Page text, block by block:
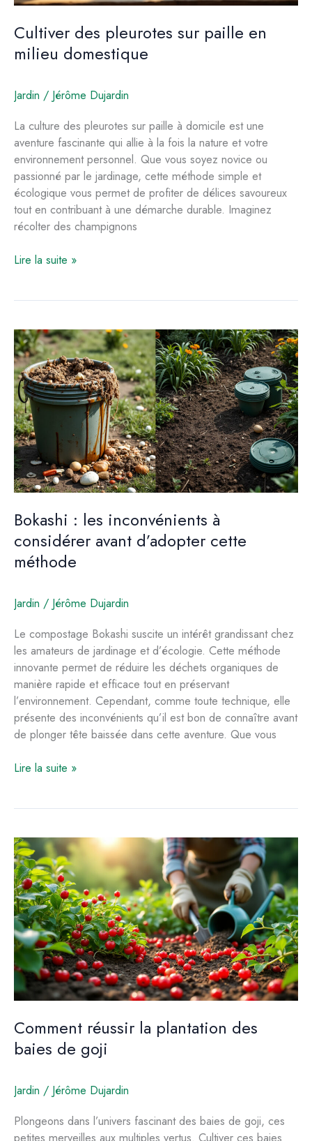
Cultiver des pleurotes sur paille en
milieu domestique
Jardin / Jérôme Dujardin
La culture des pleurotes sur paille à domicile est une
aventure fascinante qui allie à la fois la nature et votre
environnement personnel. Que vous soyez novice ou
passionné par le jardinage, cette méthode simple et
écologique vous permet de profiter de délices savoureux
tout en contribuant à une démarche durable. Imaginez
récolter des champignons
Cultiver
paille
en
milieu
domestique
Lire la suite »
Bokashi : les inconvénients à
considérer avant d’adopter cette
méthode
Jardin / Jérôme Dujardin
Le compostage Bokashi suscite un intérêt grandissant chez
les amateurs de jardinage et d’écologie. Cette méthode
innovante permet de réduire les déchets organiques de
manière rapide et efficace tout en préservant
l’environnement. Cependant, comme toute technique, elle
présente des inconvénients qu’il est bon de connaître avant
de plonger tête baissée dans cette aventure. Que vous
Bokashi
à
considérer
avant
d’adopter
cette
méthode
Lire la suite »
Comment réussir la plantation des
baies de goji
Jardin / Jérôme Dujardin
Plongeons dans l’univers fascinant des baies de goji, ces
petites merveilles aux multiples vertus. Cultiver ces baies